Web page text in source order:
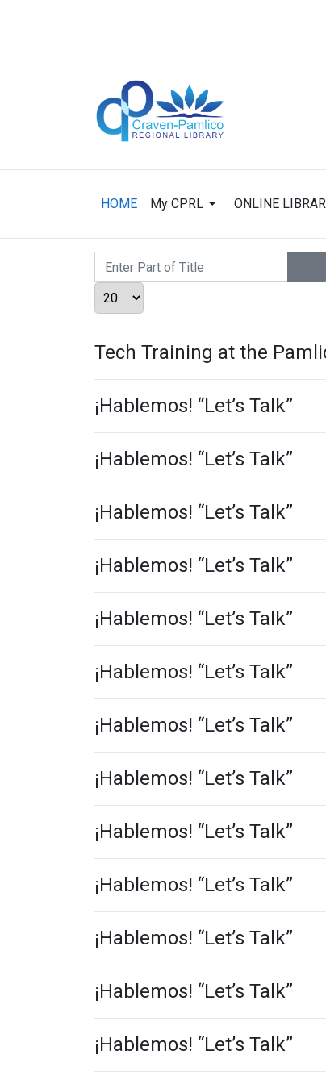
HOME My CPRL ONLINE
Enter Part of Title
Display #
Tech Training at the
¡Hablemos! “Let’s Talk”
¡Hablemos! “Let’s Talk”
¡Hablemos! “Let’s Talk”
¡Hablemos! “Let’s Talk”
¡Hablemos! “Let’s Talk”
¡Hablemos! “Let’s Talk”
¡Hablemos! “Let’s Talk”
¡Hablemos! “Let’s Talk”
¡Hablemos! “Let’s Talk”
¡Hablemos! “Let’s Talk”
¡Hablemos! “Let’s Talk”
¡Hablemos! “Let’s Talk”
¡Hablemos! “Let’s Talk”